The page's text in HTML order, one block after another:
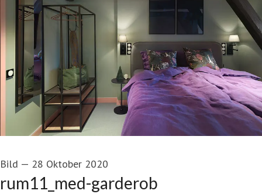
Bild — 28 Oktober 2020
rum11_med-garderob